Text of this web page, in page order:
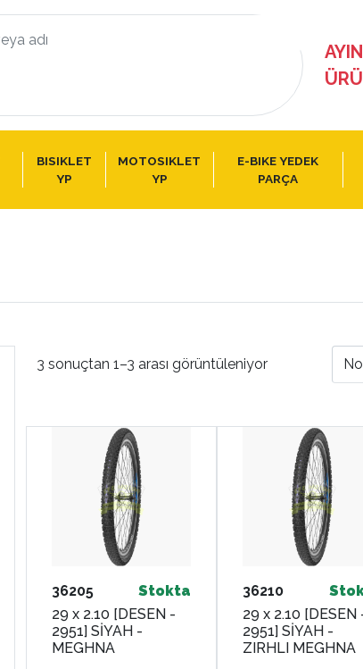
AYIN
BISIKLET
YP
MOTOSIKLET
YP
E-BIKE YEDEK
PARÇA
3 sonuçtan 1–3 arası görüntüleniyor
36205
Stokta
29 x 2.10 [DESEN -
2951] SİYAH -
MEGHNA
36210
29 x 2.10 [DESEN
2951] SİYAH -
ZIRHLI MEGHNA